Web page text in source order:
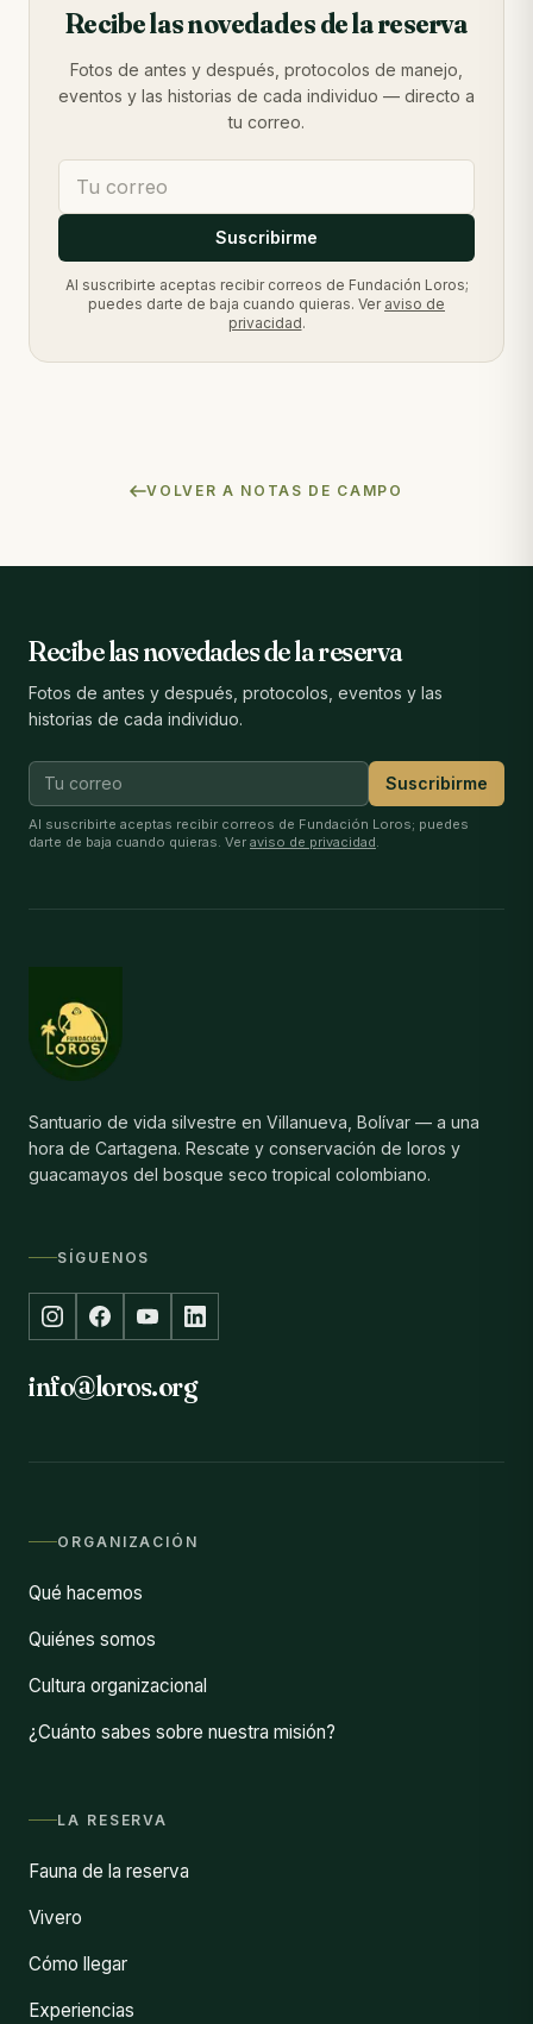
Recibe las novedades de la reserva
Fotos de antes y después, protocolos de manejo,
eventos y las historias de cada individuo — directo a
tu correo.
Suscribirme
Al suscribirte aceptas recibir correos de Fundación Loros;
puedes darte de baja cuando quieras. Ver aviso de
privacidad.
VOLVER A NOTAS DE CAMPO
Recibe las novedades de la reserva
Fotos de antes y después, protocolos, eventos y las
historias de cada individuo.
Suscribirme
Al suscribirte aceptas recibir correos de Fundación Loros; puedes
darte de baja cuando quieras. Ver aviso de privacidad.
Santuario de vida silvestre en Villanueva, Bolívar — a una
hora de Cartagena. Rescate y conservación de loros y
guacamayos del bosque seco tropical colombiano.
SÍGUENOS
info@loros.org
ORGANIZACIÓN
Qué hacemos
Quiénes somos
Cultura organizacional
¿Cuánto sabes sobre nuestra misión?
LA RESERVA
Fauna de la reserva
Vivero
Cómo llegar
Experiencias